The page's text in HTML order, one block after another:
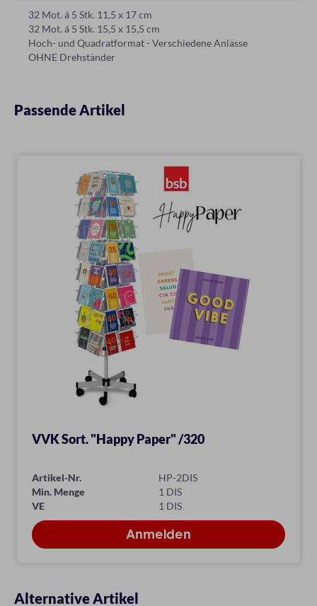
32 Mot. á 5 Stk. 11,5 x 17 cm
32 Mot. á 5 Stk. 15,5 x 15,5 cm
Hoch- und Quadratformat - Verschiedene Anlässe
OHNE Drehständer
Passende Artikel
VVK Sort. "Happy Paper" /320
Artikel-Nr.
HP-2DIS
Min. Menge
1 DIS
VE
1 DIS
Alternative Artikel